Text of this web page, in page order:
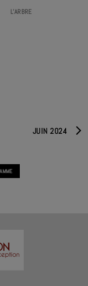
L’ARBRE
JUIN 2024